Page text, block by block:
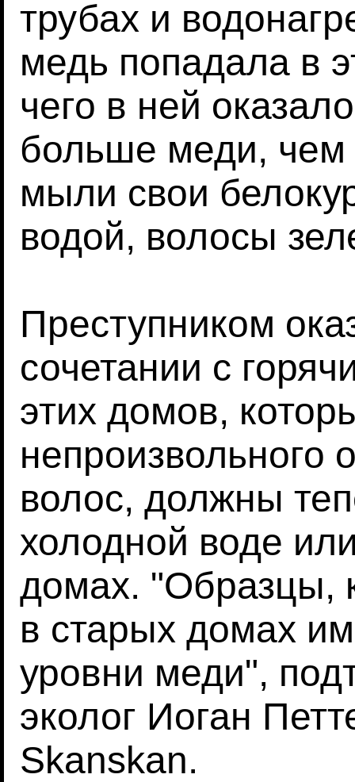
трубах и
медь попадала в
чего в ней
больше меди,
мыли свои
водой, волосы
Преступником
сочетании с
этих домов,
непроизвольного
волос, должны
холодной воде
домах. "Образцы,
в старых домах
уровни меди",
эколог Иоган
Skanskan.